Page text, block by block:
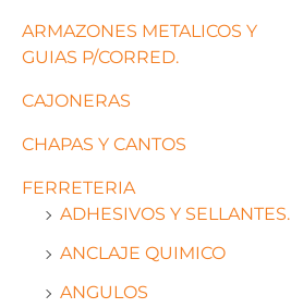
ARMAZONES METALICOS Y
GUIAS P/CORRED.
CAJONERAS
CHAPAS Y CANTOS
FERRETERIA
ADHESIVOS Y SELLANTES.
ANCLAJE QUIMICO
ANGULOS